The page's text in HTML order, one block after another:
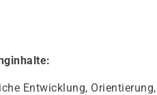
Entwicklung,